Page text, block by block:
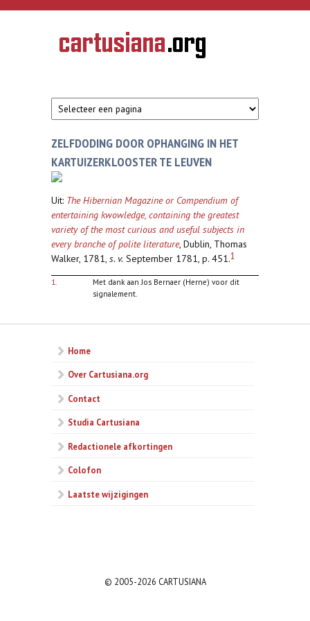
Overslaan en naar de inhoud gaan
CARTUSIANA
Geschiedenis
van de
ZELFDODING DOOR OPHANGING IN HET
KARTUIZERKLOOSTER TE LEUVEN
Uit: The Hibernian Magazine or Compendium of
entertaining kwowledge, containing the greatest
variety of the most curious and useful subjects in
every branche of polite literature, Dublin, Thomas
Walker, 1781, s. v. September 1781, p. 451.1
1.
Met dank aan Jos Bernaer (Herne) voor dit
signalement.
Home
Over Cartusiana.org
Contact
Studia Cartusiana
Redactionele afkortingen
Colofon
Laatste wijzigingen
© 2005-2026 CARTUSIANA